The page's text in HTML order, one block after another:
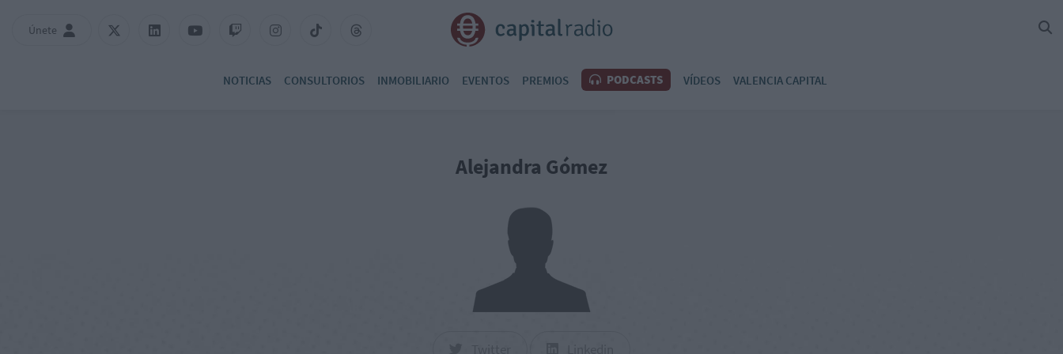
Únete
NOTICIAS CONSULTORIOS INMOBILIARIO EVENTOS PREMIOS PODCASTS VÍDEOS VALENCIA CAPITAL
Alejandra Gómez